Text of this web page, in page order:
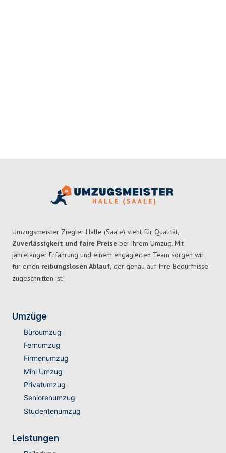
Umzugsmeister Ziegler Halle (Saale) steht für Qualität,
Zuverlässigkeit und faire Preise bei Ihrem Umzug. Mit
jahrelanger Erfahrung und einem engagierten Team sorgen wir
für einen reibungslosen Ablauf, der genau auf Ihre Bedürfnisse
zugeschnitten ist.
Umzüge
Büroumzug
Fernumzug
Firmenumzug
Mini Umzug
Privatumzug
Seniorenumzug
Studentenumzug
Leistungen